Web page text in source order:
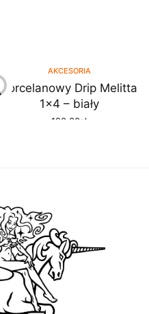
AKCESORIA
Porcelanowy Drip Melitta
1×4 – biały
120.00 zł
AKCESORIA